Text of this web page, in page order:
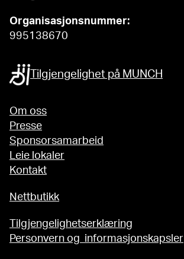
Organisasjonsnummer:
995138670
Tilgjengelighet på MUNCH
Om oss
Presse
Sponsorsamarbeid
Leie lokaler
Kontakt
Nettbutikk
Tilgjengelighetserklæring
Personvern og informasjonskapsler